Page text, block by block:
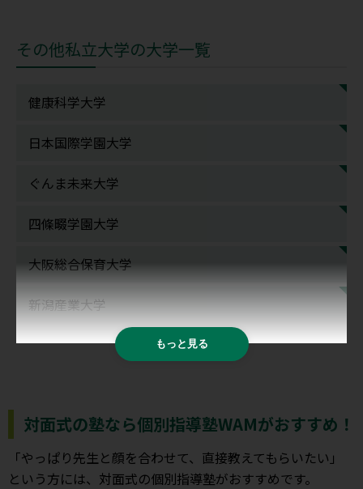
その他私立大学の大学一覧
健康科学大学
日本国際学園大学
ぐんま未来大学
四條畷学園大学
大阪総合保育大学
新潟産業大学
もっと見る
対面式の塾なら個別指導塾WAMがおすすめ！
「やっぱり先生と顔を合わせて、直接教えてもらいたい」
という方には、対面式の個別指導塾がおすすめです。